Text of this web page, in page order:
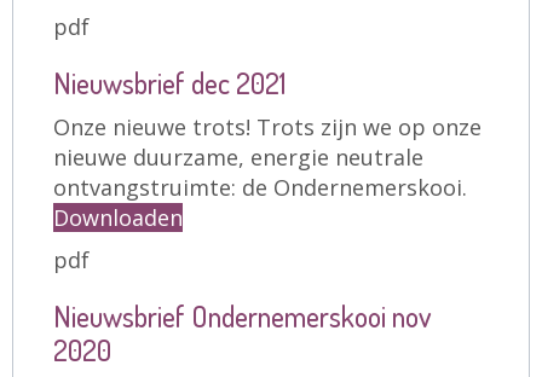
pdf
Nieuwsbrief dec 2021
Onze nieuwe trots! Trots zijn we op onze
nieuwe duurzame, energie neutrale
ontvangstruimte: de Ondernemerskooi.
Downloaden
pdf
Nieuwsbrief Ondernemerskooi nov
2020